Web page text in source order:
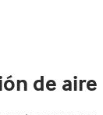
de aire